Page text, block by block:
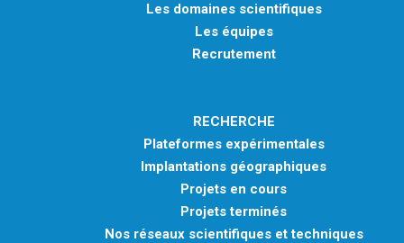
Les domaines scientifiques
Les équipes
Recrutement
RECHERCHE
Plateformes expérimentales
Implantations géographiques
Projets en cours
Projets terminés
Nos réseaux scientifiques et techniques